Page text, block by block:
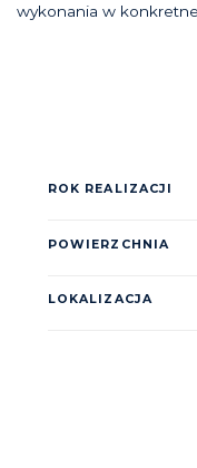
wykonania w
ROK REALIZACJI
POWIERZCHNIA
LOKALIZACJA